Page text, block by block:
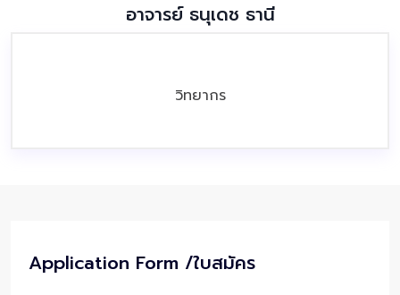
อาจารย์ ธนุเดช ธานี
วิทยากร
Application Form /ใบสมัคร